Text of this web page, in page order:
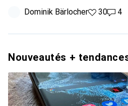
Dominik Bärlocher30 likes
304 4
Nouveautés +